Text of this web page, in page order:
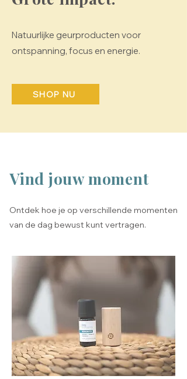
Natuurlijke geurproducten voor
ontspanning, focus en energie.
SHOP NU
Vind jouw moment
Ontdek hoe je op verschillende momenten
van de dag bewust kunt vertragen.